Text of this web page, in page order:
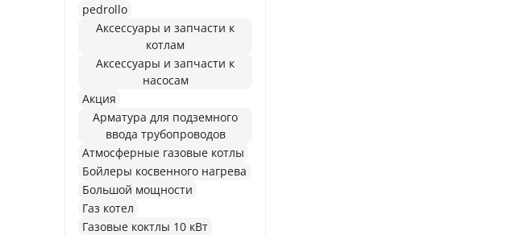
pedrollo
Аксессуары и запчасти к
котлам
Аксессуары и запчасти к
насосам
Акция
Арматура для подземного
ввода трубопроводов
Атмосферные газовые котлы
Бойлеры косвенного нагрева
Большой мощности
Газ котел
Газовые коктлы 10 кВт